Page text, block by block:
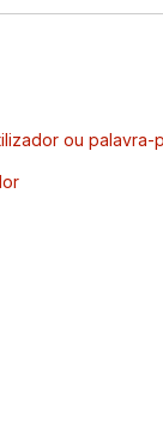
ou palavra-